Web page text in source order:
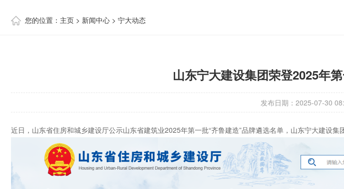
您的位置： 主页 > 新闻中心 > 宁大动态
山东宁大建设集团荣登2025年
发布日期：2025-07-30
近日，山东省住房和城乡建设厅公示山东省建筑业2025年第一批“齐鲁建造”品牌遴选名单，山东宁大建设集